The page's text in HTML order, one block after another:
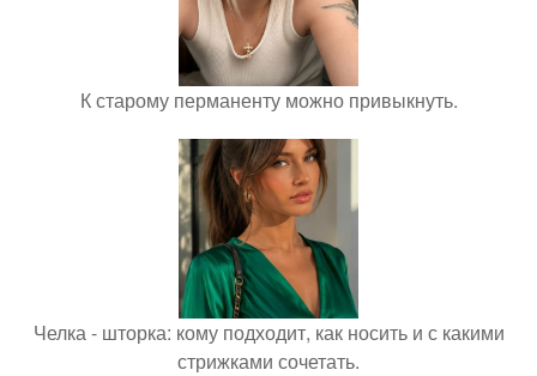
К старому перманенту можно привыкнуть.
Челка - шторка: кому подходит, как носить и с какими
стрижками сочетать.